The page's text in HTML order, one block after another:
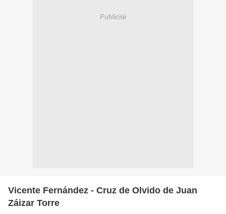
Publicité
Vicente Fernández - Cruz de Olvido de Juan
Záizar Torre